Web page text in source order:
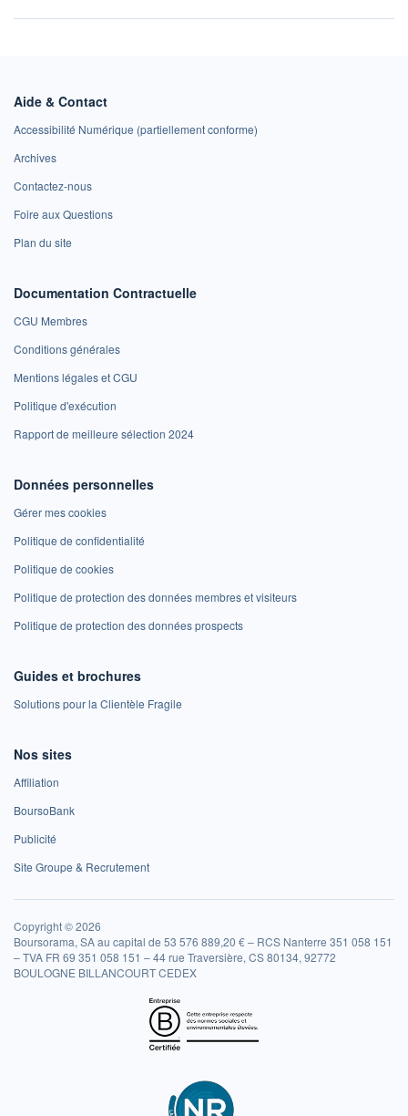
Aide & Contact
Accessibilité Numérique (partiellement conforme)
Archives
Contactez-nous
Foire aux Questions
Plan du site
Documentation Contractuelle
CGU Membres
Conditions générales
Mentions légales et CGU
Politique d'exécution
Rapport de meilleure sélection 2024
Données personnelles
Gérer mes cookies
Politique de confidentialité
Politique de cookies
Politique de protection des données membres et visiteurs
Politique de protection des données prospects
Guides et brochures
Solutions pour la Clientèle Fragile
Nos sites
Affiliation
BoursoBank
Publicité
Site Groupe & Recrutement
Copyright © 2026
Boursorama, SA au capital de 53 576 889,20 € – RCS Nanterre 351 058 151
– TVA FR 69 351 058 151 – 44 rue Traversière, CS 80134, 92772
BOULOGNE BILLANCOURT CEDEX